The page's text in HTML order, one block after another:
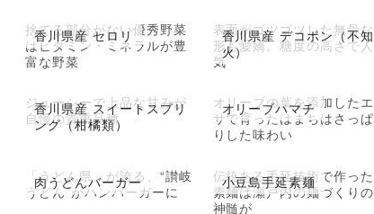
香川県産 セロリ
捨てる部分がない優秀野菜
はビタミン・ミネラルが豊
富な野菜
香川県産 デコポン（不知
火）
表面がゴツゴツした無骨な
形も愛嬌。糖度の高さで人
気
香川県産 スイートスプリ
ング（柑橘類）
ジューシーで上品な甘みが
自慢の貴重品種
オリーブハマチ
オリーブの葉を添加したエ
サで育ったはまちはさっぱ
りした味わい
肉うどんバーガー
「うどん県」が誇る、“讃岐
うどん”がハンバーガーに
小豆島手延素麺
伝統ある手延技術で作った
素麺は瀬戸内の麺づくりの
神髄が